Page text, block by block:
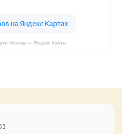
Москвы — Яндекс Карты